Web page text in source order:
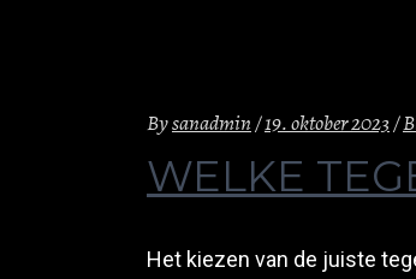
Bysanadmin 19. oktober 2023
WELKE
Het kiezen van de juiste